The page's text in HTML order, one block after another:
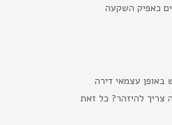
כאפיק השקעה
באופן עצמאי דירה
צריך להיזהר? כל זאת